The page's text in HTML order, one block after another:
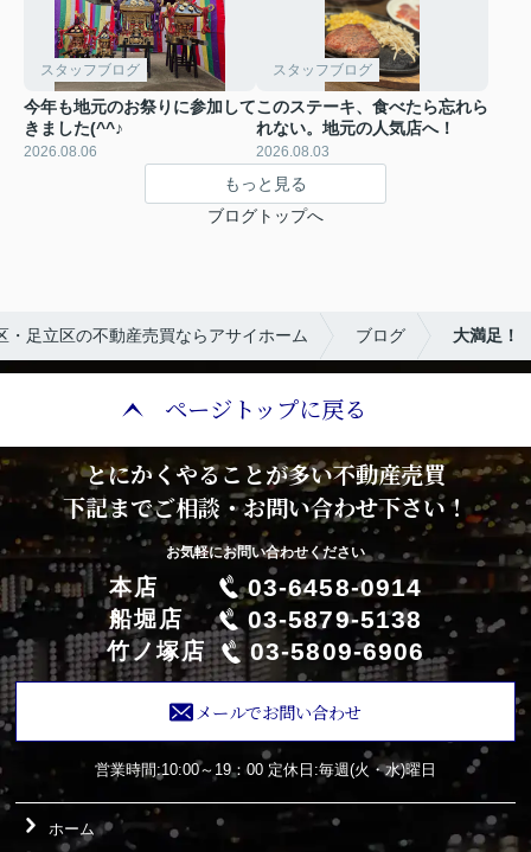
スタッフブログ
今年も地元のお祭りに参加して
きました(^^♪
2026.08.06
スタッフブログ
このステーキ、食べたら忘れら
れない。地元の人気店へ！
2026.08.03
もっと見る
ブログトップへ
・足立区の不動産売買ならアサイホーム ブログ 大満足！
ページトップに戻る
とにかくやることが多い不動産売買
下記までご相談・お問い合わせ下さい！
お気軽にお問い合わせください
本店 03-6458-0914
船堀店 03-5879-5138
竹ノ塚店 03-5809-6906
メールでお問い合わせ
営業時間:10:00～19：00 定休日:毎週(火・水)曜日
ホーム